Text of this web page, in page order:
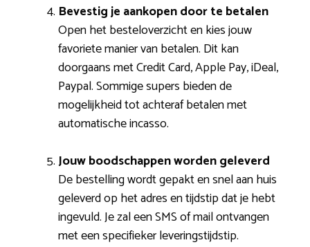
Bevestig je aankopen door te betalen
Open het besteloverzicht en kies jouw
favoriete manier van betalen. Dit kan
doorgaans met Credit Card, Apple Pay, iDeal,
Paypal. Sommige supers bieden de
mogelijkheid tot achteraf betalen met
automatische incasso.
Jouw boodschappen worden geleverd
De bestelling wordt gepakt en snel aan huis
geleverd op het adres en tijdstip dat je hebt
ingevuld. Je zal een SMS of mail ontvangen
met een specifieker leveringstijdstip.